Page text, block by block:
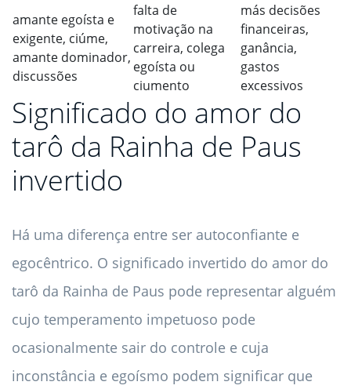
amante egoísta e
exigente, ciúme,
amante dominador,
discussões
falta de
motivação na
carreira, colega
egoísta ou
ciumento
más decisões
financeiras,
ganância,
gastos
excessivos
Significado do amor do
tarô da Rainha de Paus
invertido
Há uma diferença entre ser autoconfiante e
egocêntrico. O significado invertido do amor do
tarô da Rainha de Paus pode representar alguém
cujo temperamento impetuoso pode
ocasionalmente sair do controle e cuja
inconstância e egoísmo podem significar que